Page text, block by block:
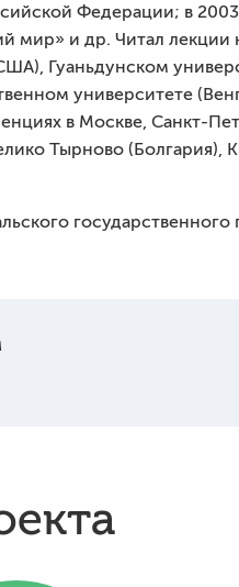
Федерации; в
мир» и др. Читал лекции
Гуаньдунском
университете
в Москве, Санкт-
Тырново (Болгария),
государственного